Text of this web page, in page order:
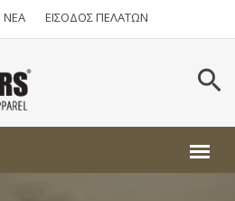
ΝΕΑ ΕΙΣΟΔΟΣ ΠΕΛΑΤΩΝ